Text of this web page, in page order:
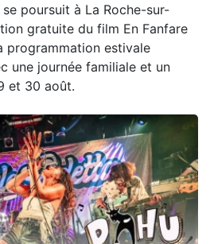
se poursuit à La Roche-sur-
gratuite du film En Fanfare
programmation estivale
une journée familiale et un
et 30 août.